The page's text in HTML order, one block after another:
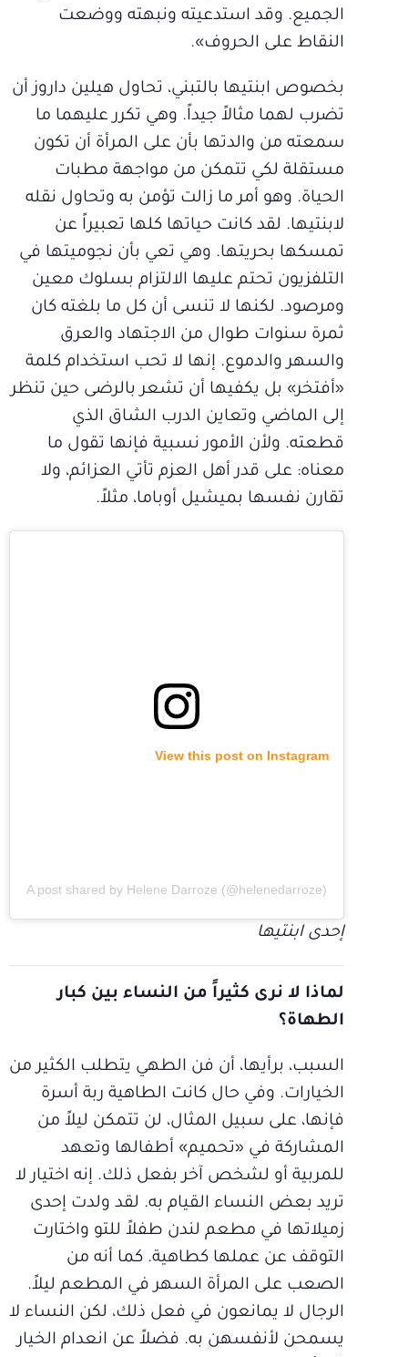
الجميع. وقد استدعيته ونبهته ووضعت
النقاط على الحروف».
بخصوص ابنتيها بالتبني، تحاول هيلين داروز أن
تضرب لهما مثالاً جيداً. وهي تكرر عليهما ما
سمعته من والدتها بأن على المرأة أن تكون
مستقلة لكي تتمكن من مواجهة مطبات
الحياة. وهو أمر ما زالت تؤمن به وتحاول نقله
لابنتيها. لقد كانت حياتها كلها تعبيراً عن
تمسكها بحريتها. وهي تعي بأن نجوميتها في
التلفزيون تحتم عليها الالتزام بسلوك معين
ومرصود. لكنها لا تنسى أن كل ما بلغته كان
ثمرة سنوات طوال من الاجتهاد والعرق
والسهر والدموع. إنها لا تحب استخدام كلمة
«أفتخر» بل يكفيها أن تشعر بالرضى حين تنظر
إلى الماضي وتعاين الدرب الشاق الذي
قطعته. ولأن الأمور نسبية فإنها تقول ما
معناه: على قدر أهل العزم تأتي العزائم، ولا
تقارن نفسها بميشيل أوباما، مثلاً.
View this post on Instagram
A post shared by Helene Darroze (@helenedarroze)
إحدى ابنتيها
لماذا لا نرى كثيراً من النساء بين كبار
الطهاة؟
السبب، برأيها، أن فن الطهي يتطلب الكثير من
الخيارات. وفي حال كانت الطاهية ربة أسرة
فإنها، على سبيل المثال، لن تتمكن ليلاً من
المشاركة في «تحميم» أطفالها وتعهد
للمربية أو لشخص آخر بفعل ذلك. إنه اختيار لا
تريد بعض النساء القيام به. لقد ولدت إحدى
زميلاتها في مطعم لندن طفلاً للتو واختارت
التوقف عن عملها كطاهية. كما أنه من
الصعب على المرأة السهر في المطعم ليلاً.
الرجال لا يمانعون في فعل ذلك، لكن النساء لا
يسمحن لأنفسهن به. فضلاً عن انعدام الخيار